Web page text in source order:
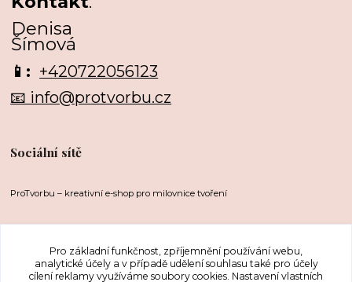
Denisa
Šímová
📱: +420722056123
📧 info@protvorbu.cz
Sociální sítě
ProTvorbu – kreativní e-shop pro milovnice tvoření
Pro základní funkčnost, zpříjemnění používání webu,
analytické účely a v případě udělení souhlasu také pro účely
cílení reklamy využíváme soubory cookies. Nastavení vlastních